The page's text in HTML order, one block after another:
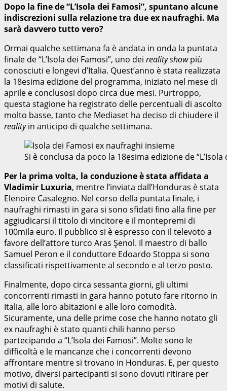
Dopo la fine de “L’Isola dei Famosi”, spuntano alcune
indiscrezioni sulla relazione tra due ex naufraghi. Ma
sarà davvero tutto vero?
Ormai qualche settimana fa è andata in onda la puntata
finale de “L’Isola dei Famosi”, uno dei reality showpiù
conosciuti e longevi d’Italia. Quest’anno è stata realizzata
la 18esima edizione del programma, iniziato nel mese di
aprile e conclusosi dopo circa due mesi. Purtroppo,
questa stagione ha registrato delle percentuali di ascolto
molto basse, tanto che Mediaset ha deciso di chiudere il
realityin anticipo di qualche settimana.
Si è conclusa da poco la 18esima edizione de
Per la prima volta, la conduzione è stata affidata a
Vladimir Luxuria, mentre l’inviata dall’Honduras è stata
Elenoire Casalegno. Nel corso della puntata finale, i
naufraghi rimasti in gara si sono sfidati fino alla fine per
aggiudicarsi il titolo di vincitore e il montepremi di
100mila euro. Il pubblico si è espresso con il televoto a
favore dell’attore turco Aras Şenol. Il maestro di ballo
Samuel Peron e il conduttore Edoardo Stoppa si sono
classificati rispettivamente al secondo e al terzo posto.
Finalmente, dopo circa sessanta giorni, gli ultimi
concorrenti rimasti in gara hanno potuto fare ritorno in
Italia, alle loro abitazioni e alle loro comodità.
Sicuramente, una delle prime cose che hanno notato gli
ex naufraghi è stato quanti chili hanno perso
partecipando a “L’Isola dei Famosi”. Molte sono le
difficoltà e le mancanze che i concorrenti devono
affrontare mentre si trovano in Honduras. E, per questo
motivo, diversi partecipanti si sono dovuti ritirare per
motivi di salute.